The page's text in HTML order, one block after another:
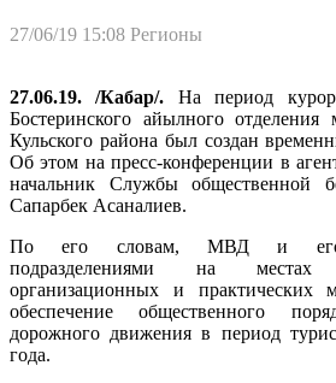
27/06/19 15:08 Регионы
27.06.19. /Кабар/. На период
Бостеринского айылного
Кульского района был создан
Об этом на пресс-конференции в
начальник Службы общественной
Сапарбек Асаналиев.
По его словам, МВД и его
подразделениями на
организационных и практических
обеспечение общественного
дорожного движения в период
года.